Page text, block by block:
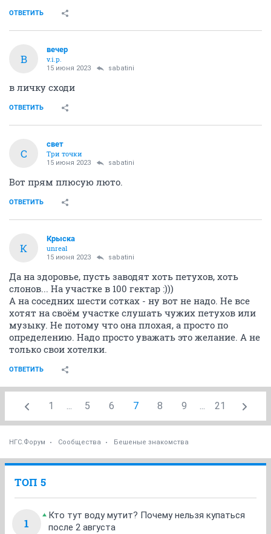
ОТВЕТИТЬ
В
вечер
v.i.p.
15 июня 2023 sabatini
в личку сходи
ОТВЕТИТЬ
С
свет
Три точки
15 июня 2023 sabatini
Вот прям плюсую люто.
ОТВЕТИТЬ
К
Крыска
unreal
15 июня 2023 sabatini
Да на здоровье, пусть заводят хоть петухов, хоть
слонов... На участке в 100 гектар :)))
А на соседних шести сотках - ну вот не надо. Не все
хотят на своём участке слушать чужих петухов или
музыку. Не потому что она плохая, а просто по
определению. Надо просто уважать это желание. А не
только свои хотелки.
ОТВЕТИТЬ
1 ... 5 6 7 8 9 ... 21
НГС.Форум Сообщества Бешеные знакомства
ТОП 5
1
Кто тут воду мутит? Почему нельзя купаться
после 2 августа